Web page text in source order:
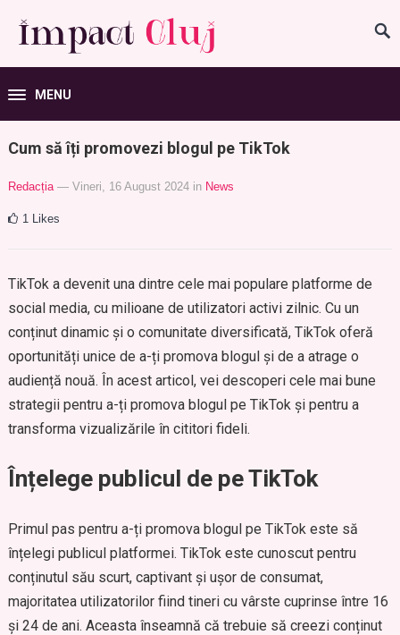
MENU
Cum să îți promovezi blogul pe TikTok
Redacția — Vineri, 16 August 2024 in News
1 Likes
TikTok a devenit una dintre cele mai populare platforme de
social media, cu milioane de utilizatori activi zilnic. Cu un
conținut dinamic și o comunitate diversificată, TikTok oferă
oportunități unice de a-ți promova blogul și de a atrage o
audiență nouă. În acest articol, vei descoperi cele mai bune
strategii pentru a-ți promova blogul pe TikTok și pentru a
transforma vizualizările în cititori fideli.
Înțelege publicul de pe TikTok
Primul pas pentru a-ți promova blogul pe TikTok este să
înțelegi publicul platformei. TikTok este cunoscut pentru
conținutul său scurt, captivant și ușor de consumat,
majoritatea utilizatorilor fiind tineri cu vârste cuprinse între 16
și 24 de ani. Aceasta înseamnă că trebuie să creezi conținut